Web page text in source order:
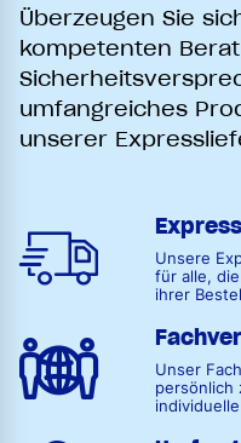
Überzeugen Sie
kompetenten
umfangreiches
unserer
Unsere
für alle,
ihrer
Unser
persönlich